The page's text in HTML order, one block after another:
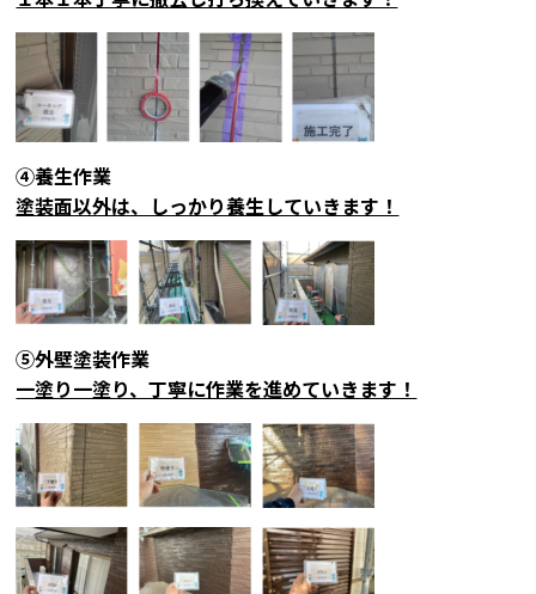
④養生作業
塗装面以外は、しっかり養生していきます！
⑤外壁塗装作業
一塗り一塗り、丁寧に作業を進めていきます！